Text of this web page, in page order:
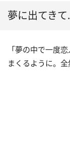
夢に出てき
「夢の中で一度
まくるように。